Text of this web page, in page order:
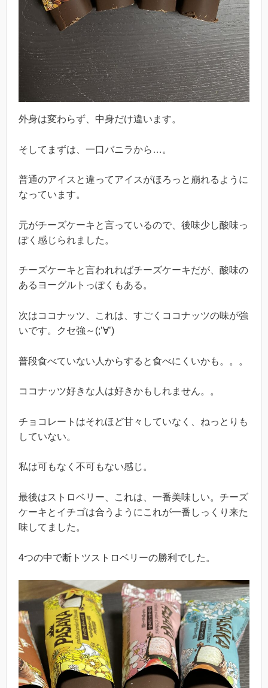
外身は変わらず、中身だけ違います。
そしてまずは、一口バニラから…。
普通のアイスと違ってアイスがほろっと崩れるように
なっています。
元がチーズケーキと言っているので、後味少し酸味っ
ぽく感じられました。
チーズケーキと言われればチーズケーキだが、酸味の
あるヨーグルトっぽくもある。
次はココナッツ、これは、すごくココナッツの味が強
いです。クセ強～(;’∀’)
普段食べていない人からすると食べにくいかも。。。
ココナッツ好きな人は好きかもしれません。。
チョコレートはそれほど甘々していなく、ねっとりも
していない。
私は可もなく不可もない感じ。
最後はストロベリー、これは、一番美味しい。チーズ
ケーキとイチゴは合うようにこれが一番しっくり来た
味してました。
4つの中で断トツストロベリーの勝利でした。